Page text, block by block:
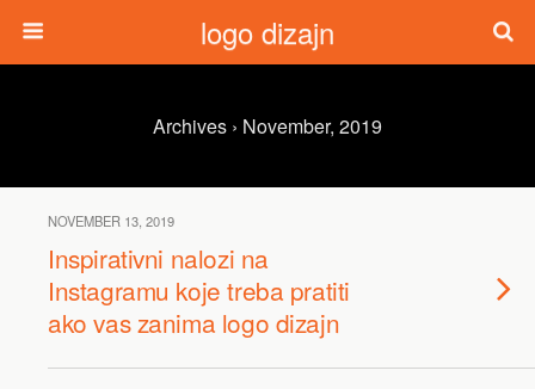
logo dizajn
Archives › November, 2019
NOVEMBER 13, 2019
Inspirativni nalozi na
Instagramu koje treba pratiti
ako vas zanima logo dizajn